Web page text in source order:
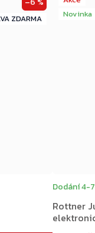
ZDARMA
Novinka
Rottner
Dodání 4-